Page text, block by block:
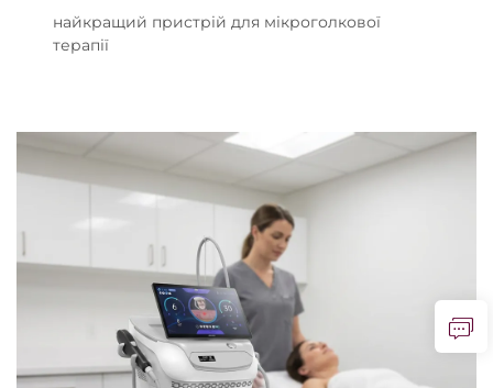
найкращий пристрій для мікроголкової
терапії